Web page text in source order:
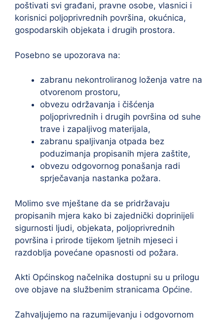
poštivati svi građani, pravne osobe, vlasnici i
korisnici poljoprivrednih površina, okućnica,
gospodarskih objekata i drugih prostora.
Posebno se upozorava na:
zabranu nekontroliranog loženja vatre na
otvorenom prostoru,
obvezu održavanja i čišćenja
poljoprivrednih i drugih površina od suhe
trave i zapaljivog materijala,
zabranu spaljivanja otpada bez
poduzimanja propisanih mjera zaštite,
obvezu odgovornog ponašanja radi
sprječavanja nastanka požara.
Molimo sve mještane da se pridržavaju
propisanih mjera kako bi zajednički doprinijeli
sigurnosti ljudi, objekata, poljoprivrednih
površina i prirode tijekom ljetnih mjeseci i
razdoblja povećane opasnosti od požara.
Akti Općinskog načelnika dostupni su u prilogu
ove objave na službenim stranicama Općine.
Zahvaljujemo na razumijevanju i odgovornom